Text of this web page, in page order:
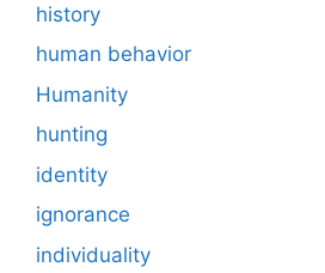
history
human behavior
Humanity
hunting
identity
ignorance
individuality